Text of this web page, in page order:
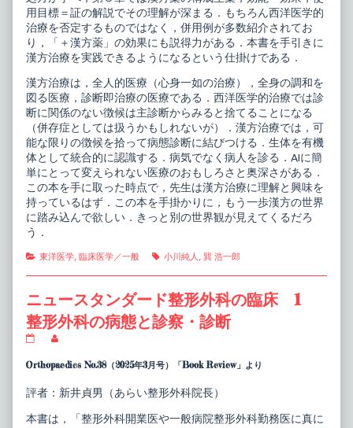
用目標＝証の解説でその理解が深まる．もちろん西洋医学的
治療を否定するものではなく，併用例が多数紹介されてお
り，「＋漢方薬」の効果にも説得力がある．本書を手引きに
漢方治療を実践できるようになるという仕掛けである．
漢方治療は，全人的医療（心身一如の治療），全身の調和を
図る医療，診断即治療の医療である．西洋医学的治療では診
断に関係のない徴候は主診断からみると捨てることになる
（併存症としては扱うかもしれないが）．漢方治療では，可
能な限りの徴候を拾って病態診断に結びつける．生体を有機
体として統合的に認識する．病気でなく病人を診る．AIに簡
単にとって変えられない医療のおもしろさと奥深さがある．
この本を手に取った時点で，先生は漢方治療に理解と興味を
持っているはず．この本を手掛かりに，もう一歩漢方の世界
に踏み込んで欲しい．きっと別の世界観が見えてくるだろ
う．
Categories
東洋医学, 臨床医学／一般 Tags
小川純人 , 巽 浩一郎
ニュースタンダード整形外科の臨床 1
整形外科の病態と診察・診断
ー
タ
ン
ー
posts
the
author
ニ
Orthopaedics No.38（2025年3月号）「Book Review」より
評者：新井貞男（あらい整形外科院長）
本書は，「整形外科開業医や一般病院整形外科勤務医に真に